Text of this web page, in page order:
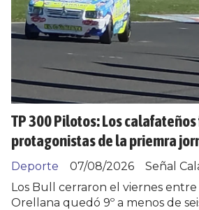
TP 300 Pilotos: Los
protagonistas de la priemra
Señal
Deporte
07/08/2026
Los Bull cerraron el viernes
Orellana quedó 9º a menos de